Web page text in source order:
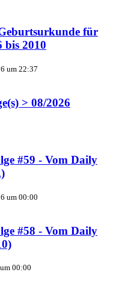
für
bis 2010
um 22:37
> 08/2026
#59 - Vom Daily
um 00:00
#58 - Vom Daily
00:00